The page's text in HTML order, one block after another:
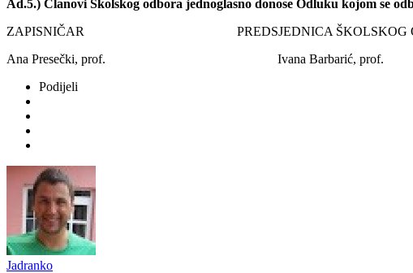
Ad.5.) Članovi Školskog odbora jednoglasno donose Odluku kojom se
ZAPISNIČAR PREDSJEDNICA ŠKOLSKOG
Ana Presečki, prof. Ivana Barbarić, prof.
Podijeli
Jadranko